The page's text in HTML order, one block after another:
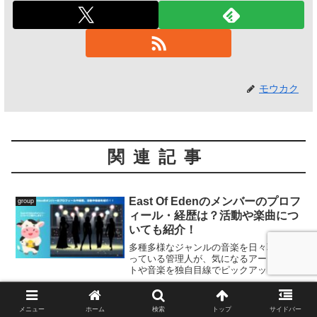
モウカク
関連記事
group
East Of Edenのメンバーのプロフ
ィール・経歴は？活動や楽曲につ
いても紹介！
多種多様なジャンルの音楽を日々聴き漁
っている管理人が、気になるアーティス
トや音楽を独自目線でピックアップ。今
回の記事は4人組ガールズバンド「East
Of Eden」。バンドメンバーのプロフィー
ルや経歴、今後の活動などについてご紹
group
TAIKI【STARGLOW】のプロフ
メニュー ホーム 検索 トップ サイドバー